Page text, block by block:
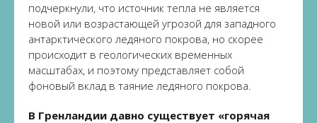
подчеркнули, что источник тепла не является
новой или возрастающей угрозой для западного
антарктического ледяного покрова, но скорее
происходит в геологических временных
масштабах, и поэтому представляет собой
фоновый вклад в таяние ледяного покрова.
В Гренландии давно существует «горячая